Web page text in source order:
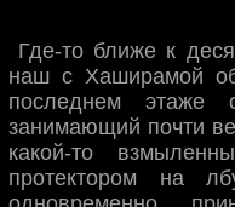
Где-то ближе к
наш с Хаширамой
последнем этаже
занимающий почти
какой-то
протектором на